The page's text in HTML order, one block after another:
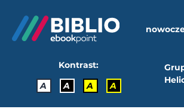
Kontrast:
A
A A A